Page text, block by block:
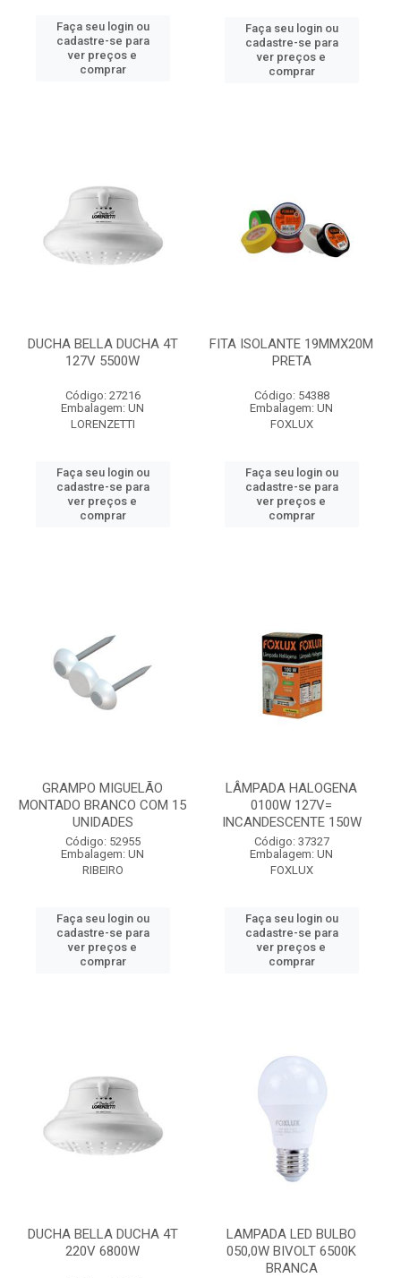
Faça seu login ou
cadastre-se para
ver preços e
comprar
Faça seu login ou
cadastre-se para
ver preços e
comprar
DUCHA BELLA DUCHA 4T
127V 5500W
Código: 27216
Embalagem: UN
LORENZETTI
Faça seu login ou
cadastre-se para
ver preços e
comprar
FITA ISOLANTE 19MMX20M
PRETA
Código: 54388
Embalagem: UN
FOXLUX
Faça seu login ou
cadastre-se para
ver preços e
comprar
GRAMPO MIGUELÃO
MONTADO BRANCO COM 15
UNIDADES
Código: 52955
Embalagem: UN
RIBEIRO
Faça seu login ou
cadastre-se para
ver preços e
comprar
LÂMPADA HALOGENA
0100W 127V=
INCANDESCENTE 150W
Código: 37327
Embalagem: UN
FOXLUX
Faça seu login ou
cadastre-se para
ver preços e
comprar
DUCHA BELLA DUCHA 4T
220V 6800W
LAMPADA LED BULBO
050,0W BIVOLT 6500K
BRANCA